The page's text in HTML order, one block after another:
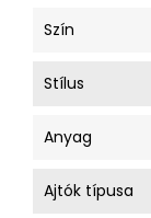
Szín
Stílus
Anyag
Ajtók típusa